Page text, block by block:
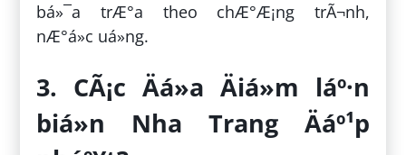
bá»¯a trÆ°a theo chÆ°Æ¡ng trÃ¬nh,
nÆ°á»c uá»ng.
3. CÃ¡c Äá»a Äiá»m láº·n
biá»n Nha Trang Äáº¹p